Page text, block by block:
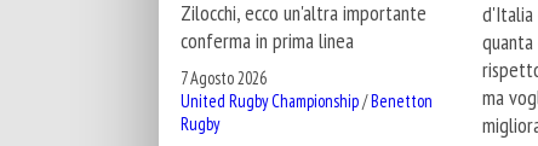
Zilocchi, ecco un'altra importante
conferma in prima linea
7 Agosto 2026
United Rugby Championship/Benetton
Rugby
d'Italia
ma